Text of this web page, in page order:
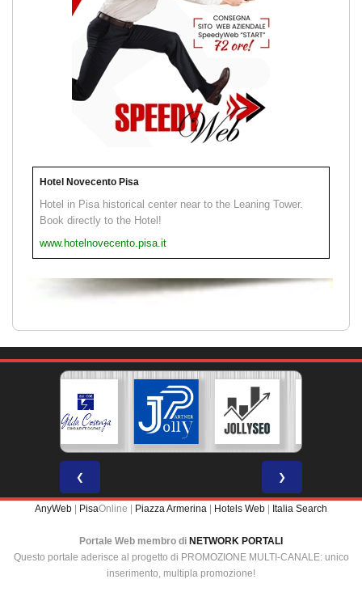
Hotel Novecento Pisa
Hotel in Pisa historical center near to the Leaning Tower.
Book directly to the Hotel!
www.hotelnovecento.pisa.it
❮ ❯
AnyWeb PisaOnline | Piazza Armerina Hotels Web Italia Search
Portale Web membro di NETWORK PORTALI
Questo portale aderisce al progetto di PROMOZIONE MULTI-CANALE: unico
inserimento, multipla promozione!